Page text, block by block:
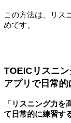
この方法は、リス
めです。
TOEICリスニ
アプリで日常的
「 リスニング力を
て日常的に練習す